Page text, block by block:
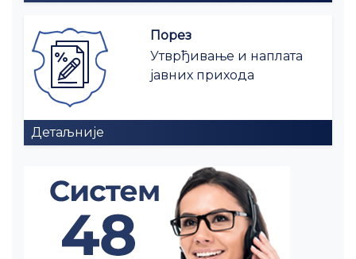
Порез
Утврђивање и наплата
јавних прихода
Детаљније